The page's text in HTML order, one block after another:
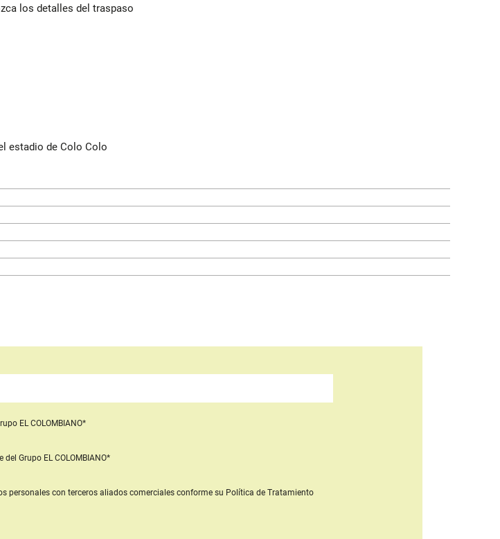
los detalles del traspaso
estadio de Colo Colo
EL COLOMBIANO*
del Grupo EL COLOMBIANO*
personales con terceros aliados comercialesconforme su Política de Tratamiento